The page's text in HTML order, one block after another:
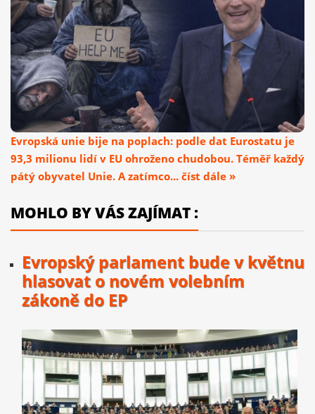
Evropská unie bije na poplach: podle dat Eurostatu je
93,3 milionu lidí v EU ohroženo chudobou. Téměř každý
pátý obyvatel Unie. A zatímco... číst dále »
MOHLO BY VÁS ZAJÍMAT :
Evropský parlament bude v květnu
hlasovat o novém volebním
zákoně do EP